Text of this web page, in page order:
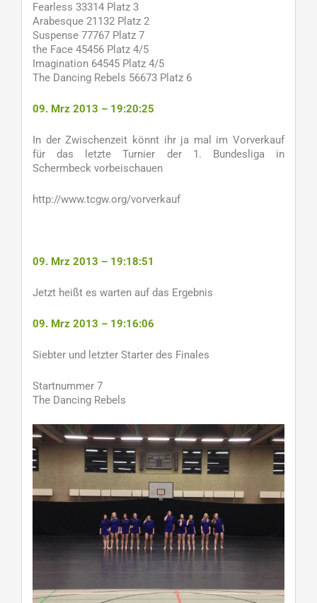
Fearless 33314 Platz 3
Arabesque 21132 Platz 2
Suspense 77767 Platz 7
the Face 45456 Platz 4/5
Imagination 64545 Platz 4/5
The Dancing Rebels 56673 Platz 6
09. Mrz 2013 – 19:20:25
In der Zwischenzeit könnt ihr ja mal im Vorverkauf
für das letzte Turnier der 1. Bundesliga in
Schermbeck vorbeischauen
http://www.tcgw.org/vorverkauf
09. Mrz 2013 – 19:18:51
Jetzt heißt es warten auf das Ergebnis
09. Mrz 2013 – 19:16:06
Siebter und letzter Starter des Finales
Startnummer 7
The Dancing Rebels